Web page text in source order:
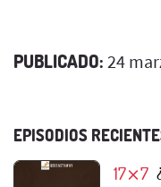
PUBLICADO: 24
EPISODIOS
17⨯7